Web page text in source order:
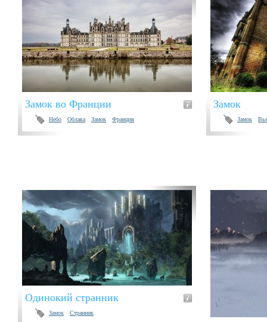
Замок во Франции
Небо Облака Замок Франция
Замок
Замок
Одинокий странник
Замок Странник